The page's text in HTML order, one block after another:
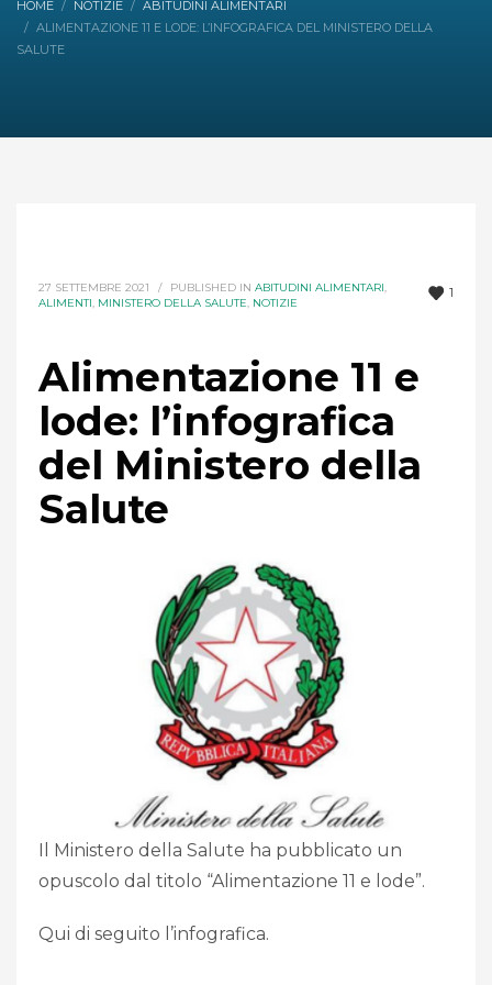
HOME NOTIZIE
ABITUDINI ALIMENTARI
ALIMENTAZIONE 11 E LODE: L’INFOGRAFICA DEL MINISTERO DELLA
SALUTE
1
27 SETTEMBRE 2021 / PUBLISHED IN ABITUDINI ALIMENTARI,
ALIMENTI, MINISTERO DELLA SALUTE, NOTIZIE
Alimentazione 11 e
lode: l’infografica
del Ministero della
Salute
Il Ministero della Salute ha pubblicato un
opuscolo dal titolo “Alimentazione 11 e lode”.
Qui di seguito l’infografica.